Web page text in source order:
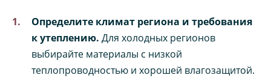
Определите климат региона и требования
к утеплению. Для холодных регионов
выбирайте материалы с низкой
теплопроводностью и хорошей влагозащитой.